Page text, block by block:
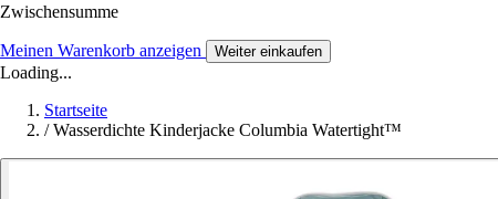
Zwischensumme
Meinen Warenkorb anzeigen Weiter einkaufen
Loading...
Startseite
/ Wasserdichte Kinderjacke Columbia Watertight™